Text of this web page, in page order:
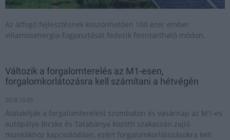
Az átfogó fejlesztésnek köszönhetően 100 ezer ember
villamosenergia-fogyasztását fedezik fenntartható módon.
Változik a forgalomterelés az M1-esen,
forgalomkorlátozásra kell számítani a hétvégén
2018.10.05
Átalakítják a forgalomterelést szombaton és vasárnap az M1-es
autópálya Bicske és Tatabánya közötti szakaszán zajló
munkákhoz kapcsolódóan, ezért forgalomkorlátozásokra kell